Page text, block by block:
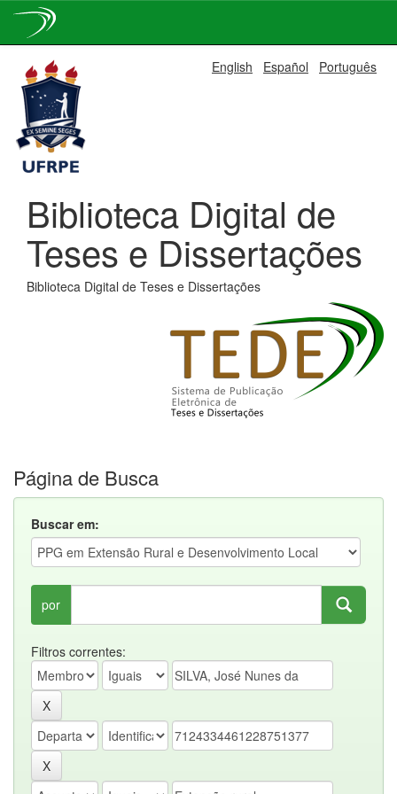
navigation
English Español Português
Biblioteca Digital de
Teses e Dissertações
Biblioteca Digital de Teses e Dissertações
Página de Busca
Buscar em:
por
Filtros correntes: